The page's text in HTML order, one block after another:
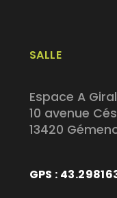
SALLE
Espace A
10 avenue
13420
GPS :